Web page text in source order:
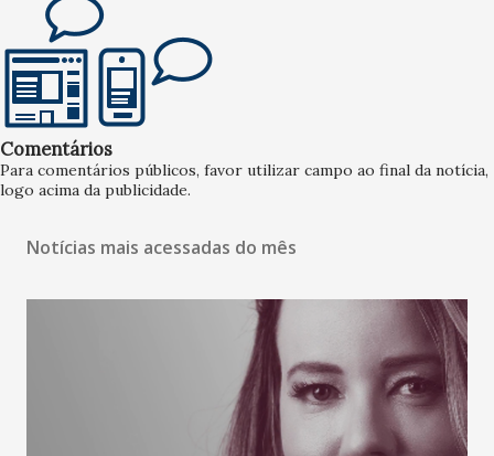
Comentários
Para comentários públicos, favor utilizar campo ao final da notícia,
logo acima da publicidade.
Notícias mais acessadas do mês